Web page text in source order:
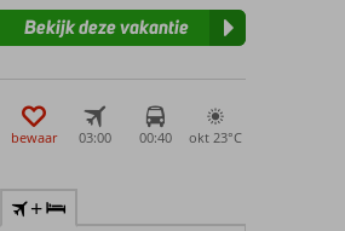
Bekijk deze vakantie
bewaar 03:00 00:40 okt 23°C
+